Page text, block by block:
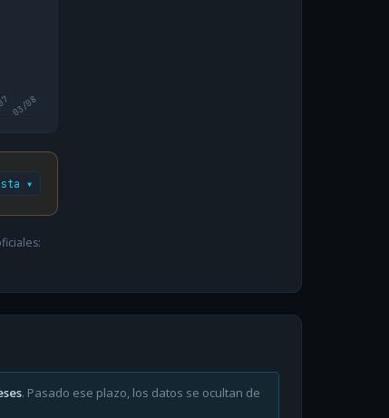
03/08
▾
. Pasado ese plazo, los datos se ocultan de